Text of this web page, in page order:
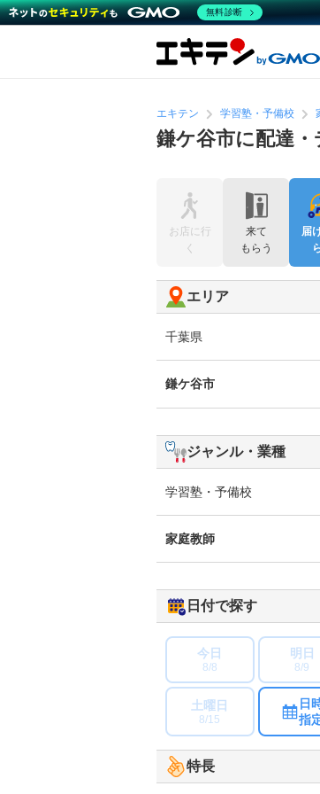
エキテン 学習塾・予備校
鎌ケ谷市に配達
お店に行
く
来て
もらう
届
エリア
千葉県
鎌ケ谷市
ジャンル・業種
学習塾・予備校
家庭教師
日付で探す
今日
8/8
明日
8/9
土曜日
8/15
日
指
特長
無料診断